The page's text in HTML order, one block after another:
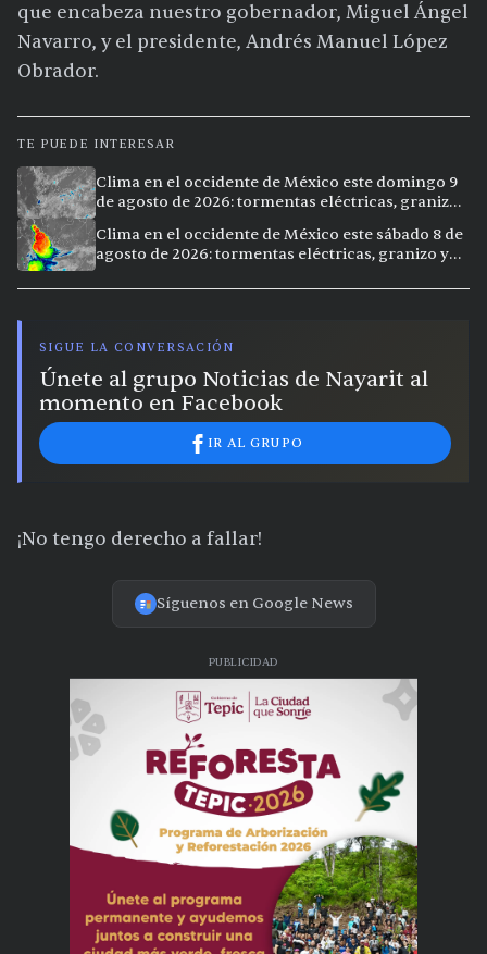
que encabeza nuestro gobernador, Miguel Ángel
Navarro, y el presidente, Andrés Manuel López
Obrador.
TE PUEDE INTERESAR
Clima en el occidente de México este domingo 9
de agosto de 2026: tormentas eléctricas, granizo
Clima en el occidente de México este sábado 8 de
agosto de 2026: tormentas eléctricas, granizo y
SIGUE LA CONVERSACIÓN
Únete al grupo Noticias de Nayarit al
momento en Facebook
IR AL GRUPO
¡No tengo derecho a fallar!
Síguenos en Google News
PUBLICIDAD